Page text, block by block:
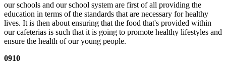
our schools and our school system are first of all providing the
education in terms of the standards that are necessary for healthy
lives. It is then about ensuring that the food that's provided within
our cafeterias is such that it is going to promote healthy lifestyles and
ensure the health of our young people.
0910